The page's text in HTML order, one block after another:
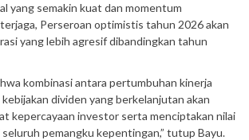
yang semakin kuat dan momentum
Perseroan optimistis tahun 2026 akan
yang lebih agresif dibandingkan tahun
kombinasi antara pertumbuhan kinerja
dividen yang berkelanjutan akan
kepercayaan investor serta menciptakan nilai
seluruh pemangku kepentingan,” tutup Bayu.